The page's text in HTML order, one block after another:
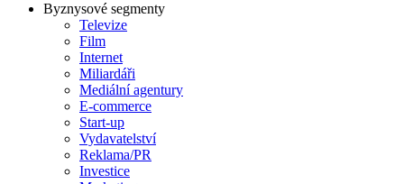
Byznysové segmenty
Televize
Film
Internet
Miliardáři
Mediální agentury
E-commerce
Start-up
Vydavatelství
Reklama/PR
Investice